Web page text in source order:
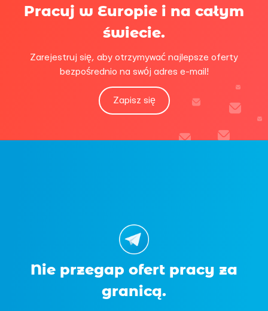
Pracuj w Europie i na całym
świecie.
Zarejestruj się, aby otrzymywać najlepsze oferty
bezpośrednio na swój adres e-mail!
Zapisz się
Nie przegap ofert pracy za
granicą.